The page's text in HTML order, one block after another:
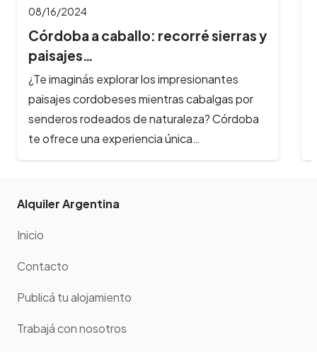
08/16/2024
Cabalgatas en Buenos Aires: un
paseo único
Buenos Aires y sus alrededores ofrecen una
gran variedad de opciones para disfrutar de
emocionantes cabalgatas y sumergirte en la…
Alquiler Argentina
Inicio
Contacto
Publicá tu alojamiento
Trabajá con nosotros